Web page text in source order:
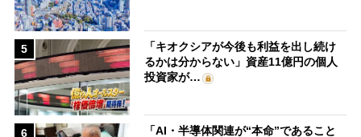
5
「キオクシアが今後も利益を出し続け
るかは分からない」資産11億円の個人
投資家が…
6
「AI・半導体関連が“本命”であること